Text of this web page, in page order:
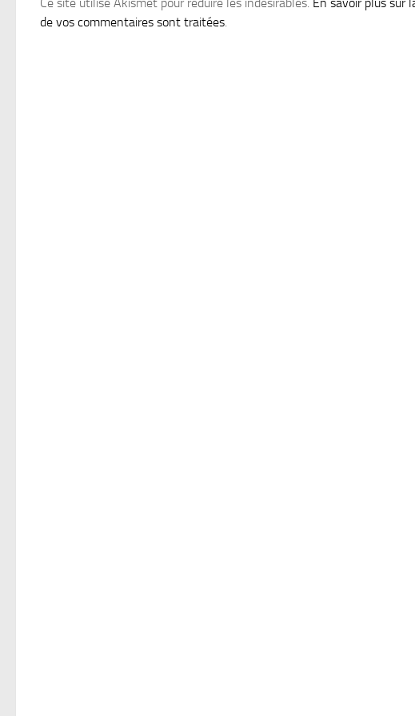
Ce site utilise Akismet pour réduire les indésirables. En savoir plus sur
de vos commentaires sont traitées.